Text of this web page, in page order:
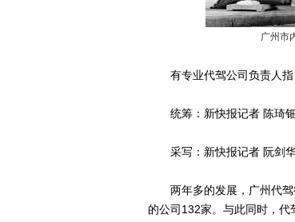
广州市
有专业代驾公司负责人指
统筹：新快报记者 陈琦
采写：新快报记者 阮剑
两年多的发展，广州代驾
的公司132家。与此同时，